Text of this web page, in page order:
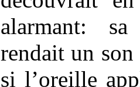
alarmant:
rendait un
si l’oreille